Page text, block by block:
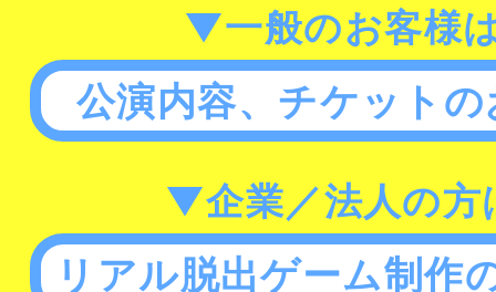
▼一般のお客様
公演内容、チケット
▼企業／法人の方
リアル脱出ゲーム制作